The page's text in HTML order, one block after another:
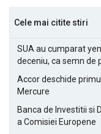
Cele mai citite stiri
SUA au cumparat
deceniu, ca semn de
Accor deschide
Mercure
Banca de Investitii si
a Comisiei Europene